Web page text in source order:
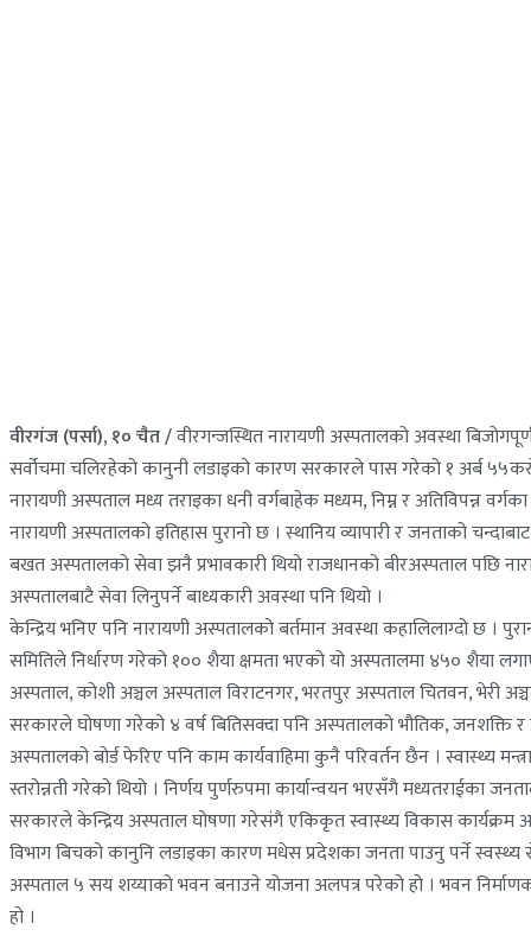
वीरगंज (पर्सा), १० चैत /वीरगन्जस्थित नारायणी अस्पतालको अवस्था
सर्वोचमा चलिरहेको कानुनी लडाइको कारण सरकारले पास गरेको १ अर्ब
नारायणी अस्पताल मध्य तराइका धनी वर्गबाहेक मध्यम, निम्न र अतिविपन्न
नारायणी अस्पतालको इतिहास पुरानो छ । स्थानिय व्यापारी र जनताको
बखत अस्पतालको सेवा झनै प्रभावकारी थियो राजधानको बीरअस्पताल पछि
अस्पतालबाटै सेवा लिनुपर्ने बाध्यकारी अवस्था पनि थियो ।
केन्द्रिय भनिए पनि नारायणी अस्पतालको बर्तमान अवस्था कहालिलाग्दो छ ।
समितिले निर्धारण गरेको १०० शैया क्षमता भएको यो अस्पतालमा ४५० शैया
अस्पताल, कोशी अञ्चल अस्पताल विराटनगर, भरतपुर अस्पताल चितवन, भेरी
सरकारले घोषणा गरेको ४ वर्ष बितिसक्दा पनि अस्पतालको भौतिक,
अस्पतालको बोर्ड फेरिए पनि काम कार्यवाहिमा कुनै परिवर्तन छैन । स्वास्थ्य
स्तरोन्नती गरेको थियो । निर्णय पुर्णरुपमा कार्यान्वयन भएसँगै मध्यतराईका
सरकारले केन्द्रिय अस्पताल घोषणा गरेसंगै एकिकृत स्वास्थ्य विकास कार्यक्रम
विभाग बिचको कानुनि लडाइका कारण मधेस प्रदेशका जनता पाउनु पर्ने स्वस्थ्य
अस्पताल ५ सय शय्याको भवन बनाउने योजना अलपत्र परेको हो । भवन
हो ।